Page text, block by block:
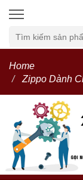
Home
Zippo Dành